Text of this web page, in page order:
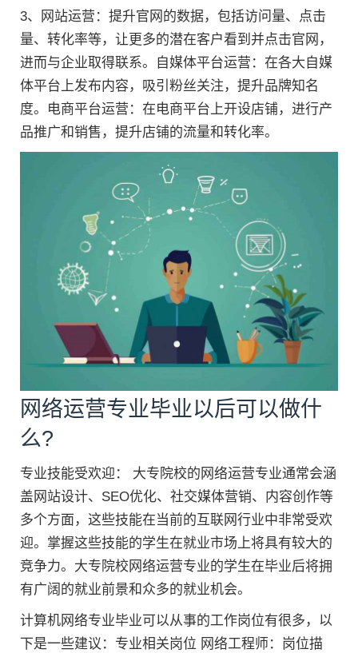
3、网站运营：提升官网的数据，包括访问量、点击
量、转化率等，让更多的潜在客户看到并点击官网，
进而与企业取得联系。自媒体平台运营：在各大自媒
体平台上发布内容，吸引粉丝关注，提升品牌知名
度。电商平台运营：在电商平台上开设店铺，进行产
品推广和销售，提升店铺的流量和转化率。
网络运营专业毕业以后可以做什
么?
专业技能受欢迎： 大专院校的网络运营专业通常会涵
盖网站设计、SEO优化、社交媒体营销、内容创作等
多个方面，这些技能在当前的互联网行业中非常受欢
迎。掌握这些技能的学生在就业市场上将具有较大的
竞争力。大专院校网络运营专业的学生在毕业后将拥
有广阔的就业前景和众多的就业机会。
计算机网络专业毕业可以从事的工作岗位有很多，以
下是一些建议：专业相关岗位 网络工程师：岗位描